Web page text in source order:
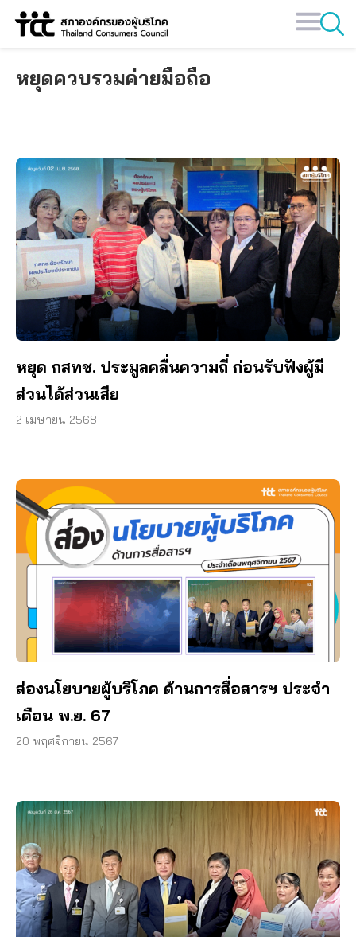
Skip
หยุดควบรวมค่ายมือถือ
หยุด กสทช. ประมูลคลื่นความถี่ ก่อนรับฟังผู้มี
ส่วนได้ส่วนเสีย
2 เมษายน 2568
ส่องนโยบายผู้บริโภค ด้านการสื่อสารฯ ประจำ
เดือน พ.ย. 67
20 พฤศจิกายน 2567